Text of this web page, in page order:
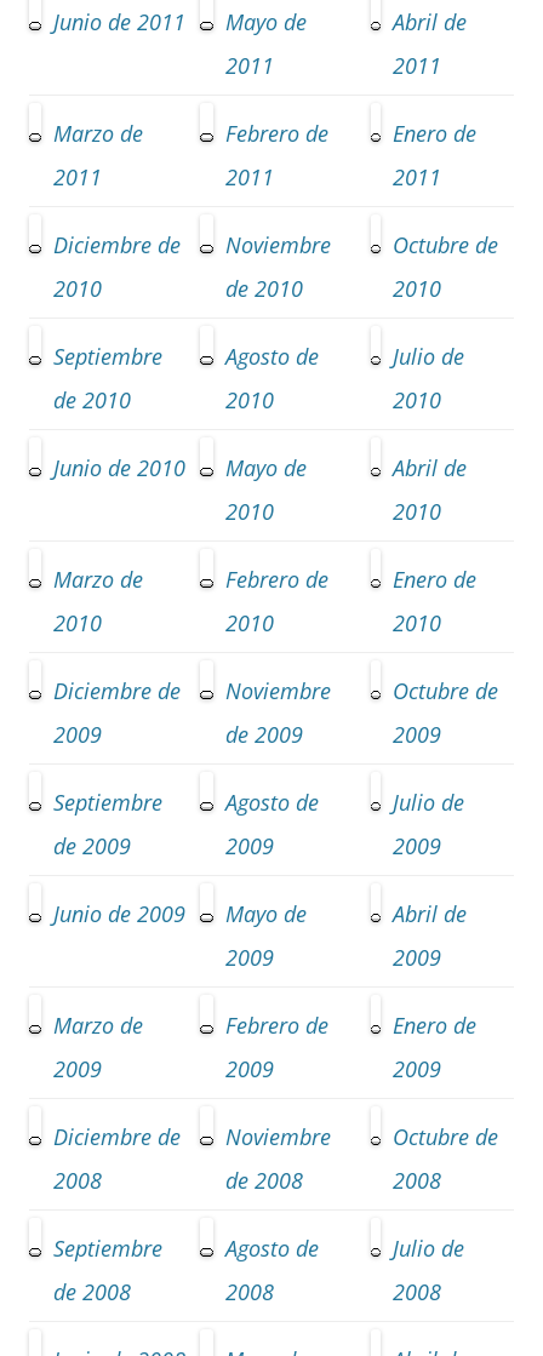
Junio de 2011
Mayo de
2011
Abril de
2011
Marzo de
2011
Febrero de
2011
Enero de
2011
Diciembre de
2010
Noviembre
de 2010
Octubre de
2010
Septiembre
de 2010
Agosto de
2010
Julio de
2010
Junio de 2010 Mayo de
2010
Abril de
2010
Marzo de
2010
Febrero de
2010
Enero de
2010
Diciembre de
2009
Noviembre
de 2009
Octubre de
2009
Septiembre
de 2009
Agosto de
2009
Julio de
2009
Junio de 2009
Mayo de
2009
Abril de
2009
Marzo de
2009
Febrero de
2009
Enero de
2009
Diciembre de
2008
Noviembre
de 2008
Octubre de
2008
Septiembre
de 2008
Agosto de
2008
Julio de
2008